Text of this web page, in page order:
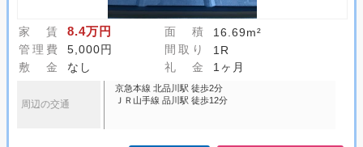
家 賃 8.4万円 面 積
16.69m²
管理費
5,000円 間取り
1R
敷 金
なし 礼 金 1ヶ月
周辺の交通
京急本線 北品川駅 徒歩2分
ＪＲ山手線 品川駅 徒歩12分